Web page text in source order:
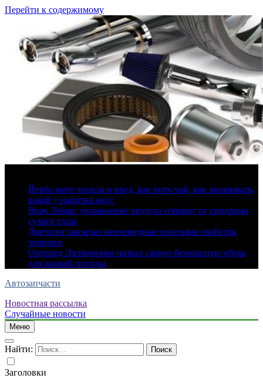
Перейти к содержимому
Йерба мате: польза и вред, как пить чай, как заваривать,
какой у напитка вкус
Врач Лобан: увлажнение воздуха избавит от синдрома
сухого глаза
Диетолог раскрыл неочевидные полезные свойства
черники
Ортопед Литвиненко назвал самую безопасную обувь
для жаркой погоды
Автозапчасти
Новостная рассылка
Случайные новости
Меню
Найти:
Заголовки